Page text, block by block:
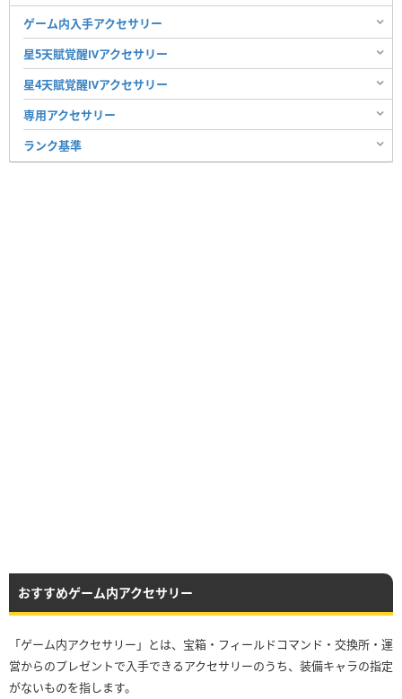
ゲーム内入手アクセサリー
星5天賦覚醒Ⅳアクセサリー
星4天賦覚醒Ⅳアクセサリー
専用アクセサリー
ランク基準
おすすめゲーム内アクセサリー
「ゲーム内アクセサリー」とは、宝箱・フィールドコマンド・交換所・運
営からのプレゼントで入手できるアクセサリーのうち、装備キャラの指定
がないものを指します。